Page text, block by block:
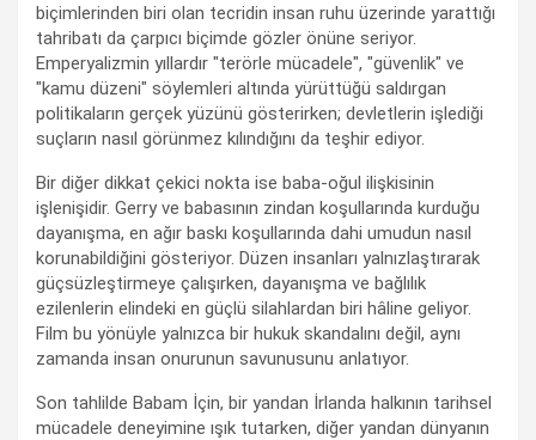
biçimlerinden biri olan tecridin insan ruhu üzerinde yarattığı
tahribatı da çarpıcı biçimde gözler önüne seriyor.
Emperyalizmin yıllardır "terörle mücadele", "güvenlik" ve
"kamu düzeni" söylemleri altında yürüttüğü saldırgan
politikaların gerçek yüzünü gösterirken; devletlerin işlediği
suçların nasıl görünmez kılındığını da teşhir ediyor.
Bir diğer dikkat çekici nokta ise baba-oğul ilişkisinin
işlenişidir. Gerry ve babasının zindan koşullarında kurduğu
dayanışma, en ağır baskı koşullarında dahi umudun nasıl
korunabildiğini gösteriyor. Düzen insanları yalnızlaştırarak
güçsüzleştirmeye çalışırken, dayanışma ve bağlılık
ezilenlerin elindeki en güçlü silahlardan biri hâline geliyor.
Film bu yönüyle yalnızca bir hukuk skandalını değil, aynı
zamanda insan onurunun savunusunu anlatıyor.
Son tahlilde Babam İçin, bir yandan İrlanda halkının tarihsel
mücadele deneyimine ışık tutarken, diğer yandan dünyanın